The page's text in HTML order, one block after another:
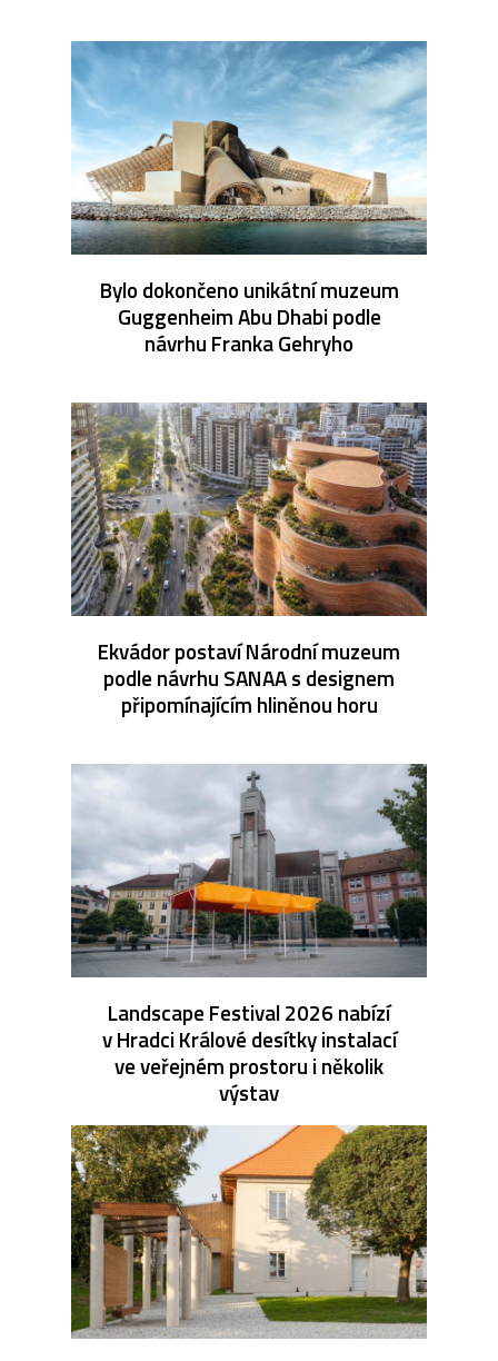
Bylo dokončeno unikátní muzeum
Guggenheim Abu Dhabi podle
návrhu Franka Gehryho
Ekvádor postaví Národní muzeum
podle návrhu SANAA s designem
připomínajícím hliněnou horu
Landscape Festival 2026 nabízí
v Hradci Králové desítky instalací
ve veřejném prostoru i několik
výstav